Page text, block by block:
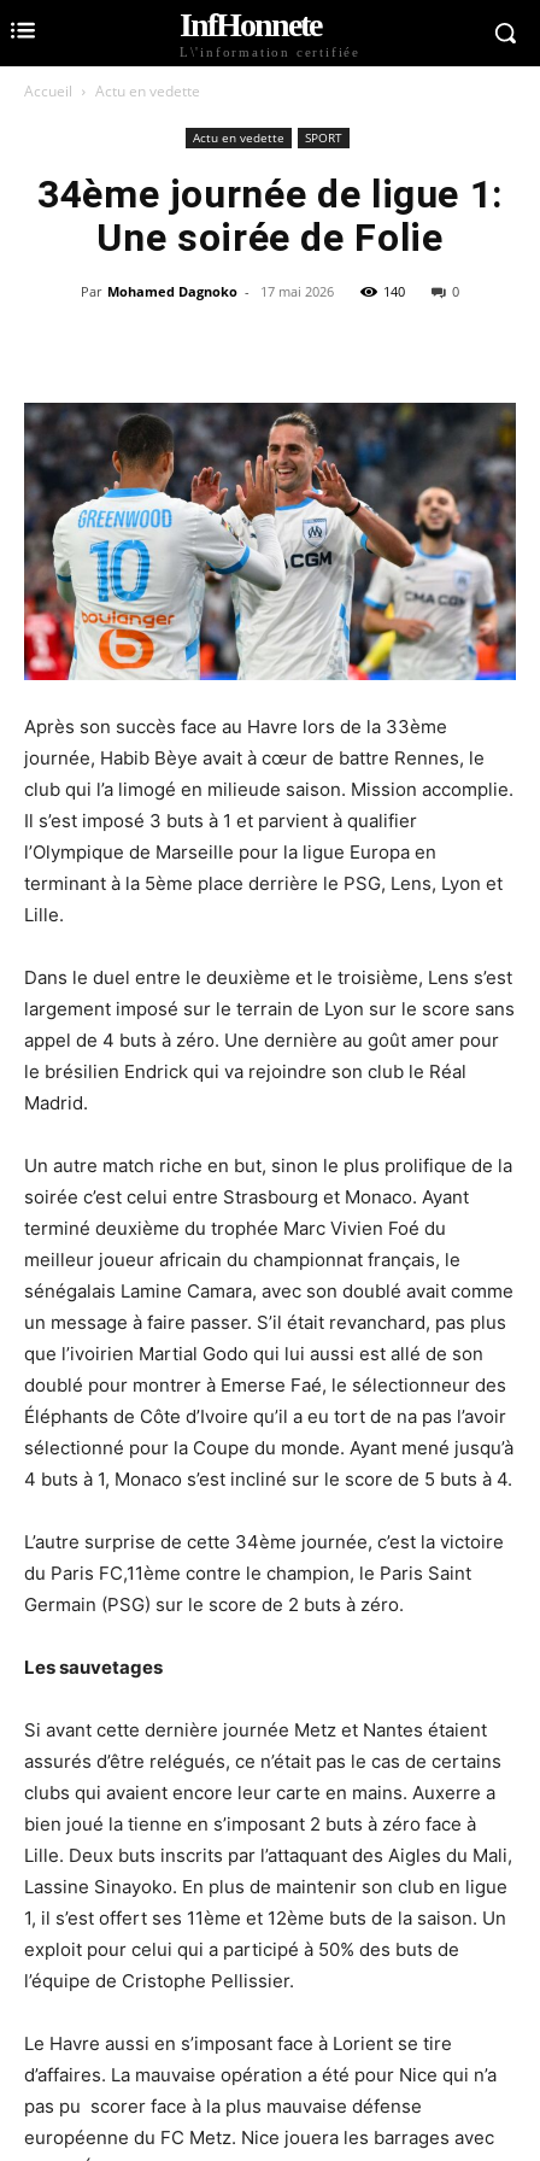
InfHonnete
L\'information certifiée
Accueil Actu en vedette
Actu en vedette SPORT
34ème journée de ligue 1:
Une soirée de Folie
Par Mohamed Dagnoko - 17 mai 2026 140 0
Après son succès face au Havre lors de la 33ème
journée, Habib Bèye avait à cœur de battre Rennes, le
club qui l’a limogé en milieude saison. Mission accomplie.
Il s’est imposé 3 buts à 1 et parvient à qualifier
l’Olympique de Marseille pour la ligue Europa en
terminant à la 5ème place derrière le PSG, Lens, Lyon et
Lille.
Dans le duel entre le deuxième et le troisième, Lens s’est
largement imposé sur le terrain de Lyon sur le score sans
appel de 4 buts à zéro. Une dernière au goût amer pour
le brésilien Endrick qui va rejoindre son club le Réal
Madrid.
Un autre match riche en but, sinon le plus prolifique de la
soirée c’est celui entre Strasbourg et Monaco. Ayant
terminé deuxième du trophée Marc Vivien Foé du
meilleur joueur africain du championnat français, le
sénégalais Lamine Camara, avec son doublé avait comme
un message à faire passer. S’il était revanchard, pas plus
que l’ivoirien Martial Godo qui lui aussi est allé de son
doublé pour montrer à Emerse Faé, le sélectionneur des
Éléphants de Côte d’Ivoire qu’il a eu tort de na pas l’avoir
sélectionné pour la Coupe du monde. Ayant mené jusqu’à
4 buts à 1, Monaco s’est incliné sur le score de 5 buts à 4.
L’autre surprise de cette 34ème journée, c’est la victoire
du Paris FC,11ème contre le champion, le Paris Saint
Germain (PSG) sur le score de 2 buts à zéro.
Les sauvetages
Si avant cette dernière journée Metz et Nantes étaient
assurés d’être relégués, ce n’était pas le cas de certains
clubs qui avaient encore leur carte en mains. Auxerre a
bien joué la tienne en s’imposant 2 buts à zéro face à
Lille. Deux buts inscrits par l’attaquant des Aigles du Mali,
Lassine Sinayoko. En plus de maintenir son club en ligue
1, il s’est offert ses 11ème et 12ème buts de la saison. Un
exploit pour celui qui a participé à 50% des buts de
l’équipe de Cristophe Pellissier.
Le Havre aussi en s’imposant face à Lorient se tire
d’affaires. La mauvaise opération a été pour Nice qui n’a
pas pu scorer face à la plus mauvaise défense
européenne du FC Metz. Nice jouera les barrages avec